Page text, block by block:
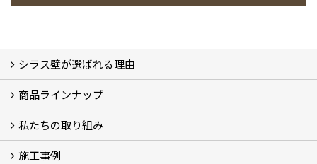
シラス壁が選ばれる理由
シラスストーリー
こだわり
シラス壁の驚くべき性能
商品ラインナップ
一覧
内装仕上げ材
外装仕上げ材
舗装材
水性無機高分子系ハイブリッド型塗料
エコリフォーム
消臭壁紙
Q&A
資料PDF
私たちの取り組み
SDGs、GHGへの取り組み (2)
マグマシラス米
特別対談 (2)
高千穂シラス解説ムービー
研究プロジェクト (4)
プロジェクト (3)
施工事例